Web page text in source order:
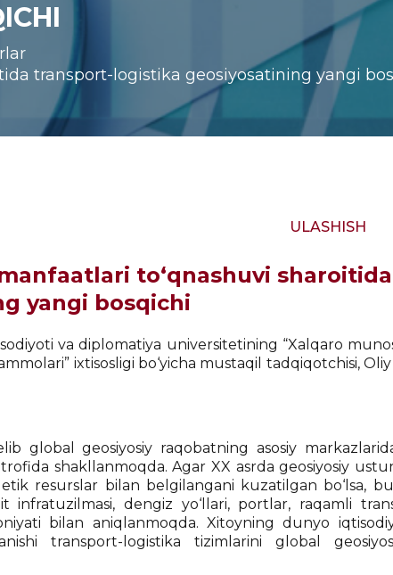
transport-logistika geosiyosatining yangi
ULASHISH
manfaatlari to‘qnashuvi
yangi bosqichi
va diplomatiya universitetining “Xalqaro
ixtisosligi bo‘yicha mustaqil tadqiqotchisi,
global geosiyosiy raqobatning asosiy
shakllanmoqda. Agar XX asrda geosiyosiy
resurslar bilan belgilangani kuzatilgan bo‘lsa,
infratuzilmasi, dengiz yo‘llari, portlar, raqamli
bilan aniqlanmoqda. Xitoyning dunyo
transport-logistika tizimlarini global